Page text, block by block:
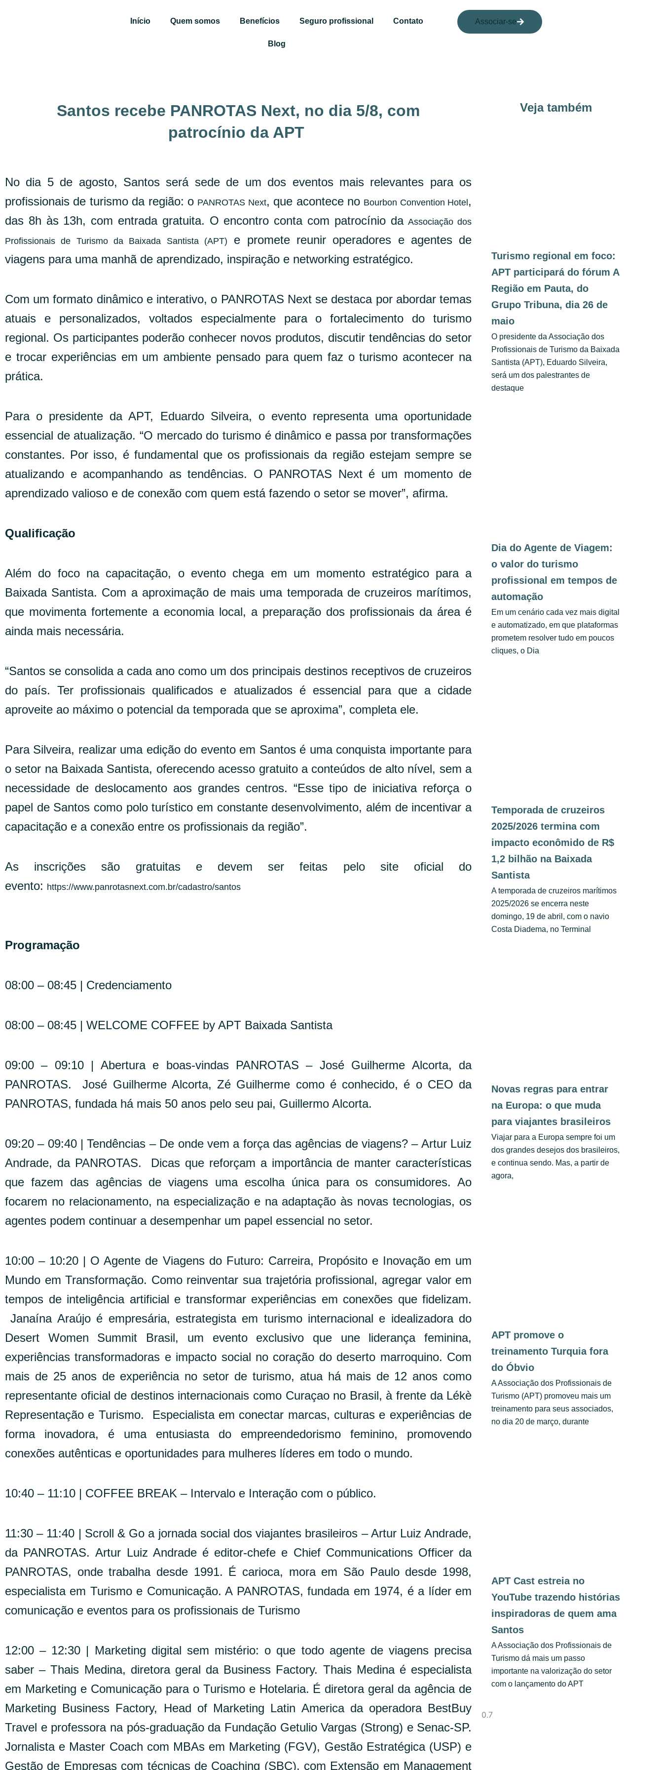
Início Quem somos Benefícios Seguro profissional Contato
Blog
Associar-se
Santos recebe PANROTAS Next, no dia 5/8, com
patrocínio da APT
No dia 5 de agosto, Santos será sede de um dos eventos mais relevantes para os
profissionais de turismo da região: o PANROTAS Next, que acontece no Bourbon Convention Hotel ,
das 8h às 13h, com entrada gratuita. O encontro conta com patrocínio daAssociação dos
Profissionais de Turismo da Baixada Santista (APT)
e promete reunir operadores e agentes de
viagens para uma manhã de aprendizado, inspiração e networking estratégico.
Com um formato dinâmico e interativo, o PANROTAS Next se destaca por abordar temas
atuais e personalizados, voltados especialmente para o fortalecimento do turismo
regional. Os participantes poderão conhecer novos produtos, discutir tendências do setor
e trocar experiências em um ambiente pensado para quem faz o turismo acontecer na
prática.
Para o presidente da APT, Eduardo Silveira, o evento representa uma oportunidade
essencial de atualização. “O mercado do turismo é dinâmico e passa por transformações
constantes. Por isso, é fundamental que os profissionais da região estejam sempre se
atualizando e acompanhando as tendências. O PANROTAS Next é um momento de
aprendizado valioso e de conexão com quem está fazendo o setor se mover”, afirma.
Qualificação
Além do foco na capacitação, o evento chega em um momento estratégico para a
Baixada Santista. Com a aproximação de mais uma temporada de cruzeiros marítimos,
que movimenta fortemente a economia local, a preparação dos profissionais da área é
ainda mais necessária.
“Santos se consolida a cada ano como um dos principais destinos receptivos de cruzeiros
do país. Ter profissionais qualificados e atualizados é essencial para que a cidade
aproveite ao máximo o potencial da temporada que se aproxima”, completa ele.
Para Silveira, realizar uma edição do evento em Santos é uma conquista importante para
o setor na Baixada Santista, oferecendo acesso gratuito a conteúdos de alto nível, sem a
necessidade de deslocamento aos grandes centros. “Esse tipo de iniciativa reforça o
papel de Santos como polo turístico em constante desenvolvimento, além de incentivar a
capacitação e a conexão entre os profissionais da região”.
As inscrições são gratuitas e devem ser feitas pelo site oficial do
evento: https://www.panrotasnext.com.br/cadastro/santos
Programação
08:00 – 08:45 | Credenciamento
08:00 – 08:45 | WELCOME COFFEE by APT Baixada Santista
09:00 – 09:10 | Abertura e boas-vindas PANROTAS – José Guilherme Alcorta, da
PANROTAS. José Guilherme Alcorta, Zé Guilherme como é conhecido, é o CEO da
PANROTAS, fundada há mais 50 anos pelo seu pai, Guillermo Alcorta.
09:20 – 09:40 | Tendências – De onde vem a força das agências de viagens? – Artur Luiz
Andrade, da PANROTAS. Dicas que reforçam a importância de manter características
que fazem das agências de viagens uma escolha única para os consumidores. Ao
focarem no relacionamento, na especialização e na adaptação às novas tecnologias, os
agentes podem continuar a desempenhar um papel essencial no setor.
10:00 – 10:20 | O Agente de Viagens do Futuro: Carreira, Propósito e Inovação em um
Mundo em Transformação. Como reinventar sua trajetória profissional, agregar valor em
tempos de inteligência artificial e transformar experiências em conexões que fidelizam.
Janaína Araújo é empresária, estrategista em turismo internacional e idealizadora do
Desert Women Summit Brasil, um evento exclusivo que une liderança feminina,
experiências transformadoras e impacto social no coração do deserto marroquino. Com
mais de 25 anos de experiência no setor de turismo, atua há mais de 12 anos como
representante oficial de destinos internacionais como Curaçao no Brasil, à frente da Lékè
Representação e Turismo. Especialista em conectar marcas, culturas e experiências de
forma inovadora, é uma entusiasta do empreendedorismo feminino, promovendo
conexões autênticas e oportunidades para mulheres líderes em todo o mundo.
10:40 – 11:10 | COFFEE BREAK – Intervalo e Interação com o público.
11:30 – 11:40 | Scroll & Go a jornada social dos viajantes brasileiros – Artur Luiz Andrade,
da PANROTAS. Artur Luiz Andrade é editor-chefe e Chief Communications Officer da
PANROTAS, onde trabalha desde 1991. É carioca, mora em São Paulo desde 1998,
especialista em Turismo e Comunicação. A PANROTAS, fundada em 1974, é a líder em
comunicação e eventos para os profissionais de Turismo
12:00 – 12:30 | Marketing digital sem mistério: o que todo agente de viagens precisa
saber – Thais Medina, diretora geral da Business Factory. Thais Medina é especialista
em Marketing e Comunicação para o Turismo e Hotelaria. É diretora geral da agência de
Marketing Business Factory, Head of Marketing Latin America da operadora BestBuy
Travel e professora na pós-graduação da Fundação Getulio Vargas (Strong) e Senac-SP.
Jornalista e Master Coach com MBAs em Marketing (FGV), Gestão Estratégica (USP) e
Gestão de Empresas com técnicas de Coaching (SBC), com Extensão em Management
Veja também
Turismo regional em foco:
APT participará do fórum A
Região em Pauta, do
Grupo Tribuna, dia 26 de
maio
O presidente da Associação dos
Profissionais de Turismo da Baixada
Santista (APT), Eduardo Silveira,
será um dos palestrantes de
destaque
Dia do Agente de Viagem:
o valor do turismo
profissional em tempos de
automação
Em um cenário cada vez mais digital
e automatizado, em que plataformas
prometem resolver tudo em poucos
cliques, o Dia
Temporada de cruzeiros
2025/2026 termina com
impacto econômido de R$
1,2 bilhão na Baixada
Santista
A temporada de cruzeiros marítimos
2025/2026 se encerra neste
domingo, 19 de abril, com o navio
Costa Diadema, no Terminal
Novas regras para entrar
na Europa: o que muda
para viajantes brasileiros
Viajar para a Europa sempre foi um
dos grandes desejos dos brasileiros,
e continua sendo. Mas, a partir de
agora,
APT promove o
treinamento Turquia fora
do Óbvio
A Associação dos Profissionais de
Turismo (APT) promoveu mais um
treinamento para seus associados,
no dia 20 de março, durante
APT Cast estreia no
YouTube trazendo histórias
inspiradoras de quem ama
Santos
A Associação dos Profissionais de
Turismo dá mais um passo
importante na valorização do setor
com o lançamento do APT